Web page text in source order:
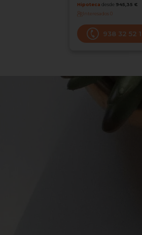
Hipoteca desde 945,35 €
Interesados0
938 32 52